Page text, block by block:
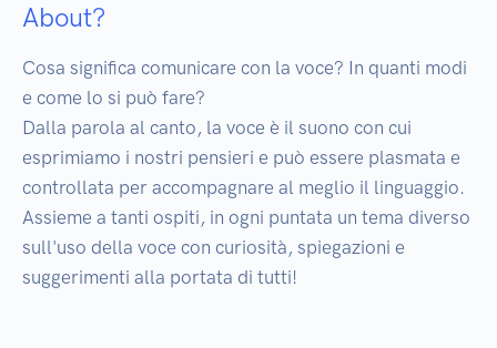
About?
Cosa significa comunicare con la voce? In quanti modi
e come lo si può fare?
Dalla parola al canto, la voce è il suono con cui
esprimiamo i nostri pensieri e può essere plasmata e
controllata per accompagnare al meglio il linguaggio.
Assieme a tanti ospiti, in ogni puntata un tema diverso
sull'uso della voce con curiosità, spiegazioni e
suggerimenti alla portata di tutti!